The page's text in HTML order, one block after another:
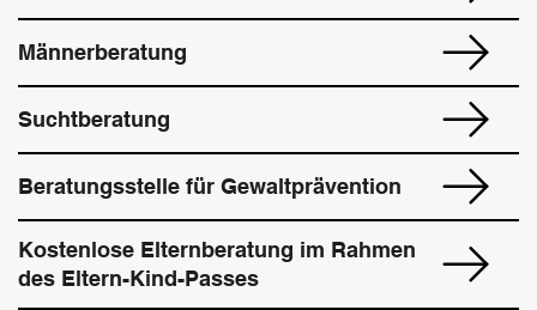
Männerberatung
Suchtberatung
Beratungsstelle für Gewaltprävention
Kostenlose Elternberatung im Rahmen
des Eltern-Kind-Passes